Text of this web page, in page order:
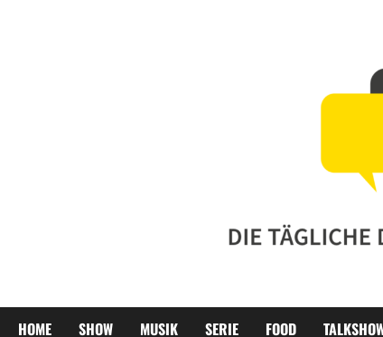
HOME SHOW MUSIK SERIE FOOD